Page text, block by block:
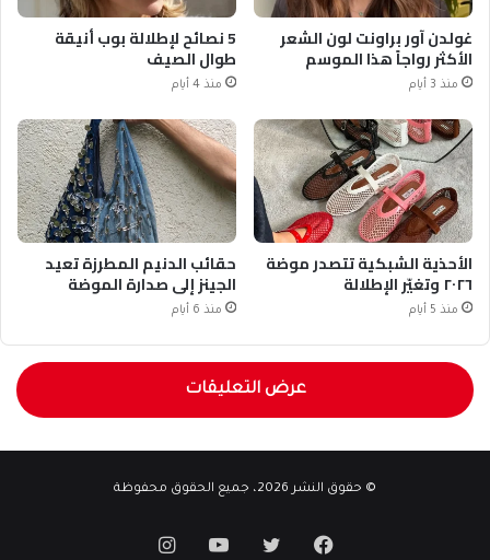
غولدن آور براونت لون الشعر
الأكثر رواجاً هذا الموسم
منذ 3 أيام
5 نصائح لإطلالة بوب أنيقة
طوال الصيف
منذ 4 أيام
الأحذية الشبكية تتصدر موضة
٢٠٢٦ وتغيّر الإطلالة
منذ 5 أيام
حقائب الدنيم المطرزة تعيد
الجينز إلى صدارة الموضة
منذ 6 أيام
عرض التعليقات
© حقوق النشر 2026، جميع الحقوق محفوظة
فيسبوكتويتر يوتيوبانستقرام